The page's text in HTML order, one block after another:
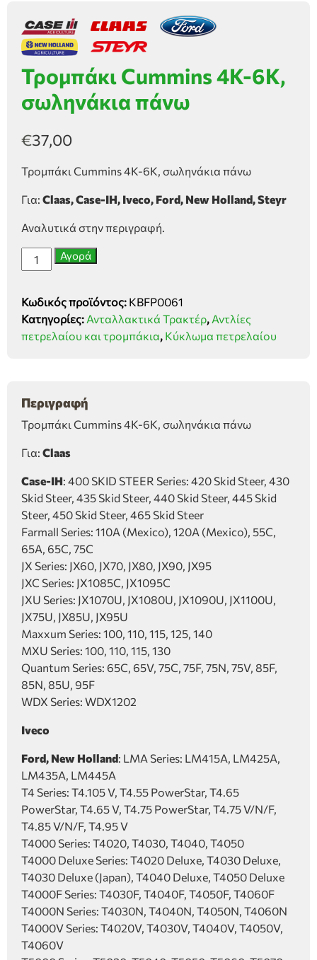
Τρομπάκι Cummins 4K-6K,
σωληνάκια πάνω
€37,00
Τρομπάκι Cummins 4K-6K, σωληνάκια πάνω
Για: Claas, Case-IH, Iveco, Ford, New Holland, Steyr
Αναλυτικά στην περιγραφή.
Τρομπάκι
Cummins
6K,
σωληνάκια
πάνω
Αγορά
Κωδικός προϊόντος: KBFP0061
Κατηγορίες: Ανταλλακτικά Τρακτέρ, Αντλίες
πετρελαίου και τρομπάκια, Κύκλωμα πετρελαίου
Περιγραφή
Τρομπάκι Cummins 4K-6K, σωληνάκια πάνω
Για: Claas
Case-IH: 400 SKID STEER Series: 420 Skid Steer, 430
Skid Steer, 435 Skid Steer, 440 Skid Steer, 445 Skid
Steer, 450 Skid Steer, 465 Skid Steer
Farmall Series: 110A (Mexico), 120A (Mexico), 55C,
65A, 65C, 75C
JX Series: JX60, JX70, JX80, JX90, JX95
JXC Series: JX1085C, JX1095C
JXU Series: JX1070U, JX1080U, JX1090U, JX1100U,
JX75U, JX85U, JX95U
Maxxum Series: 100, 110, 115, 125, 140
MXU Series: 100, 110, 115, 130
Quantum Series: 65C, 65V, 75C, 75F, 75N, 75V, 85F,
85N, 85U, 95F
WDX Series: WDX1202
Iveco
Ford, New Holland: LMA Series: LM415A, LM425A,
LM435A, LM445A
T4 Series: T4.105 V, T4.55 PowerStar, T4.65
PowerStar, T4.65 V, T4.75 PowerStar, T4.75 V/N/F,
T4.85 V/N/F, T4.95 V
T4000 Series: T4020, T4030, T4040, T4050
T4000 Deluxe Series: T4020 Deluxe, T4030 Deluxe,
T4030 Deluxe (Japan), T4040 Deluxe, T4050 Deluxe
T4000F Series: T4030F, T4040F, T4050F, T4060F
T4000N Series: T4030N, T4040N, T4050N, T4060N
T4000V Series: T4020V, T4030V, T4040V, T4050V,
T4060V